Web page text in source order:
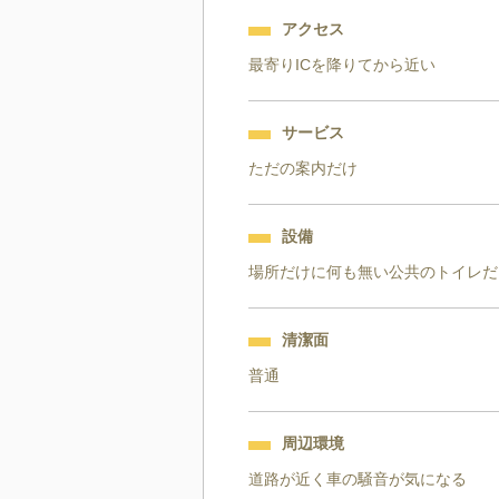
アクセス
最寄りICを降りてから近い
サービス
ただの案内だけ
設備
場所だけに何も無い公共のトイレ
清潔面
普通
周辺環境
道路が近く車の騒音が気になる